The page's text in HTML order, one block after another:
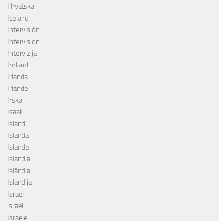
Hrvatska
Iceland
Intervisión
Intervision
Intervizija
Ireland
Irlanda
Irlande
Irska
Isaak
Island
Islanda
Islande
Islandia
Islândia
Islandija
Israël
israel
Israele